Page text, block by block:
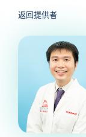
返回提供者